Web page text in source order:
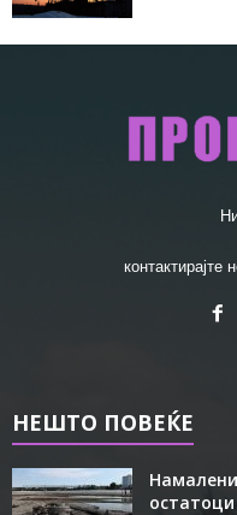
контактирајте
НЕШТО ПОВЕЌЕ